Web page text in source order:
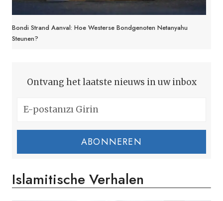
Bondi Strand Aanval: Hoe Westerse Bondgenoten Netanyahu
Steunen?
Ontvang het laatste nieuws in uw inbox
ABONNEREN
Islamitische Verhalen